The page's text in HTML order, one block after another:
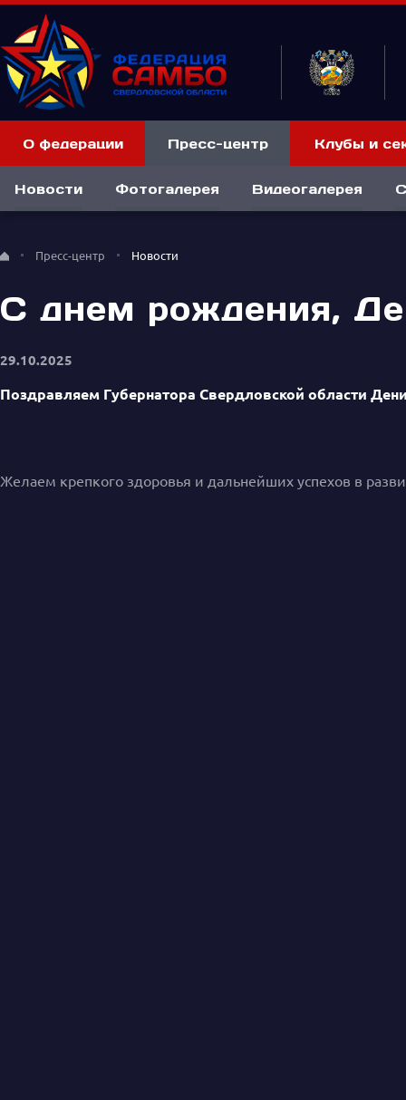
О федерации Пресс-центр
Новости Фотогалерея Видеогалерея
Клубы и
Пресс-центр Новости
С днем рождения,
29.10.2025
Поздравляем Губернатора Свердловской области
Желаем крепкого здоровья и дальнейших успехов в